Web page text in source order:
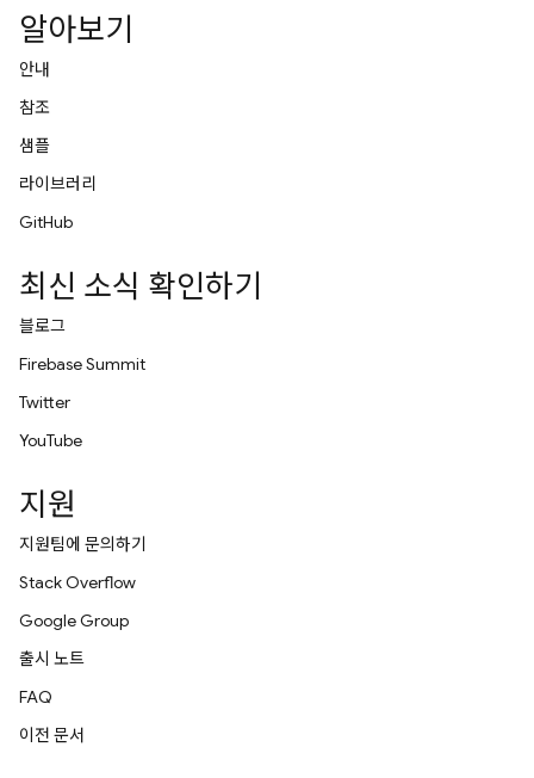
알아보기
안내
참조
샘플
라이브러리
GitHub
최신 소식 확인하기
블로그
Firebase Summit
Twitter
YouTube
지원
지원팀에 문의하기
Stack Overflow
Google Group
출시 노트
FAQ
이전 문서